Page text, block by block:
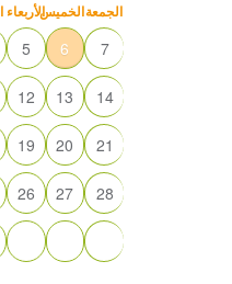
الأربعاءالخميسالجمعة
5 6 7
12 13 14
19 20 21
26 27 28